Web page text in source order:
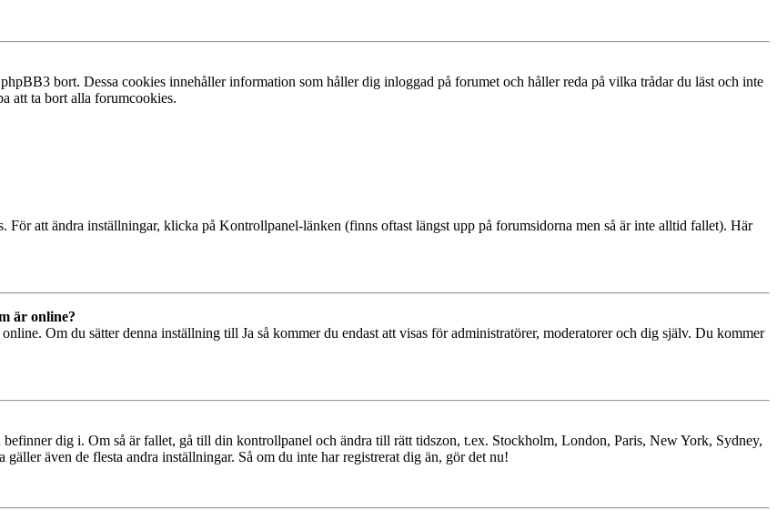
bort. Dessa cookies innehåller information som håller dig inloggad på forumet och håller reda på vilka trådar du läst och inte
att ta bort alla forumcookies.
För att ändra inställningar, klicka på Kontrollpanel-länken (finns oftast längst upp på forumsidorna men så är inte alltid fallet). Här
är online?
Om du sätter denna inställning till Ja så kommer du endast att visas för administratörer, moderatorer och dig själv. Du kommer
befinner dig i. Om så är fallet, gå till din kontrollpanel och ändra till rätt tidszon, t.ex. Stockholm, London, Paris, New York, Sydney,
även de flesta andra inställningar. Så om du inte har registrerat dig än, gör det nu!